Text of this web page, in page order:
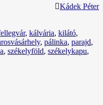
Kádek Péter
, kálvária, kilátó,
, pálinka, parajd,
, székelyföld, székelykapu,